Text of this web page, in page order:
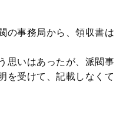
の事務局から、領収書は
思いはあったが、派閥事
を受けて、記載しなくて